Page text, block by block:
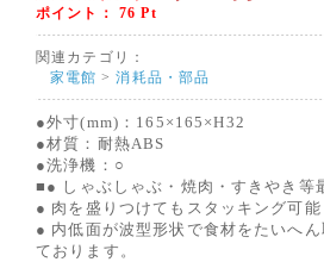
ポイント： 76 Pt
関連カテゴリ：
家電館 >消耗品・部品
●外寸(mm)：165×165×H32
●材質：耐熱ABS
●洗浄機：○
■● しゃぶしゃぶ・焼肉・すきやき等
● 肉を盛りつけてもスタッキング可能
● 内低面が波型形状で食材をたいへ
ております。